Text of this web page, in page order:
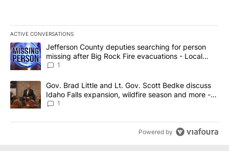
ACTIVE CONVERSATIONS
The following is a list of the most commented articles in the last
A trending article titled "Jefferson County deputies searching
Jefferson County deputies searching for person
missing after Big Rock Fire evacuations - Local
News 8
1
A trending article titled "Gov. Brad Little and Lt. Gov. Scott
Gov. Brad Little and Lt. Gov. Scott Bedke discuss
Idaho Falls expansion, wildfire season and more -
Local News 8
1
Powered by